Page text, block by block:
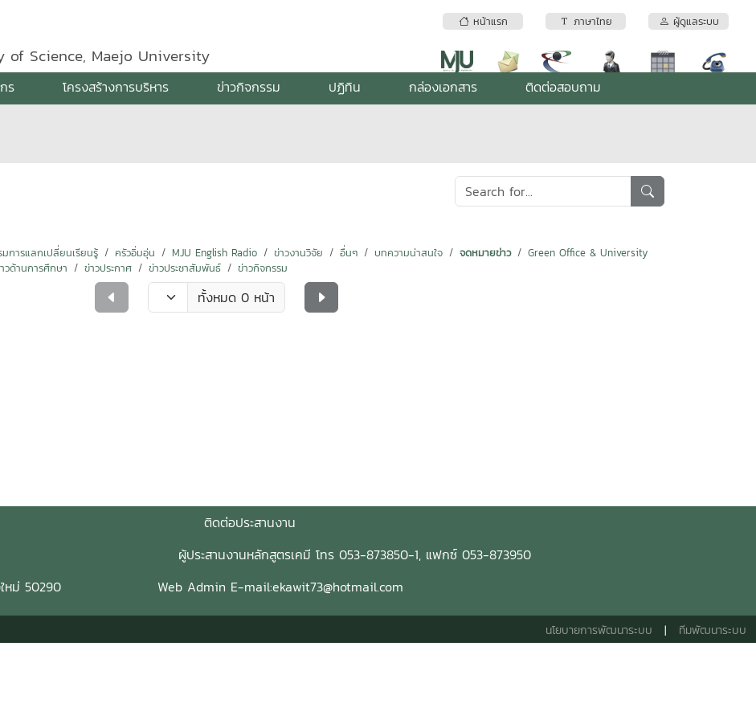
หน้าแรก ภาษาไทย ผู้ดูแลระบบ
of Science, Maejo University
ร โครงสร้างการบริหาร ข่าวกิจกรรม ปฏิทิน กล่องเอกสาร ติดต่อสอบถาม
การแลกเปลี่ยนเรียนรู้ ครัวอิ่มอุ่น MJU English Radio ข่าวงานวิจัย อื่นๆ บทความน่าสนใจ จดหมายข่าว
Green Office & University
วด้านการศึกษา ข่าวประกาศ ข่าวประชาสัมพันธ์ ข่าวกิจกรรม
ทั้งหมด 0 หน้า
ประสานงาน
โจ้ ผู้ประสานงานหลักสูตรเคมี โทร 053-873850-1, แฟกซ์ 053-873950
เชียงใหม่ 50290 Web Admin E-mail:ekawit73@hotmail.com
นโยบายการพัฒนาระบบ | ทีมพัฒนาระบบ